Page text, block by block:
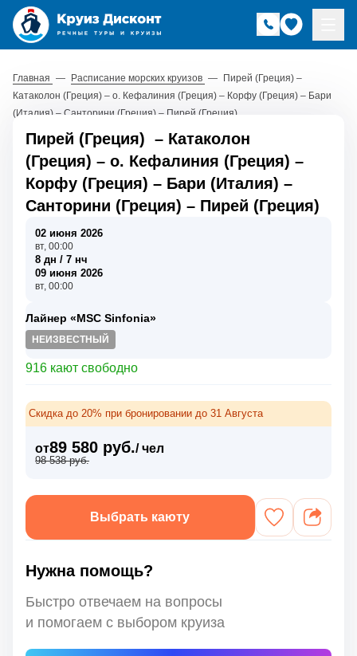
Главная — Расписание морских круизов — Пирей (Греция) –
Катаколон (Греция) – о. Кефалиния (Греция) – Корфу (Греция) – Бари
(Италия) – Санторини (Греция) – Пирей (Греция)
Пирей (Греция) – Катаколон
(Греция) – о. Кефалиния (Греция) –
Корфу (Греция) – Бари (Италия) –
Санторини (Греция) – Пирей (Греция)
02 июня 2026
вт, 00:00
8 дн / 7 нч
09 июня 2026
вт, 00:00
Лайнер «MSC Sinfonia»
НЕИЗВЕСТНЫЙ
916 кают свободно
Скидка до 20% при бронировании до 31 Августа
от89 580 руб./ чел
98 538 руб.
Выбрать каюту
Нужна помощь?
Быстро отвечаем на вопросы
и помогаем с выбором круиза